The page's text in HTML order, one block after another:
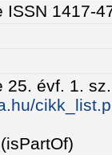
ISSN 1417-
25. évf. 1.